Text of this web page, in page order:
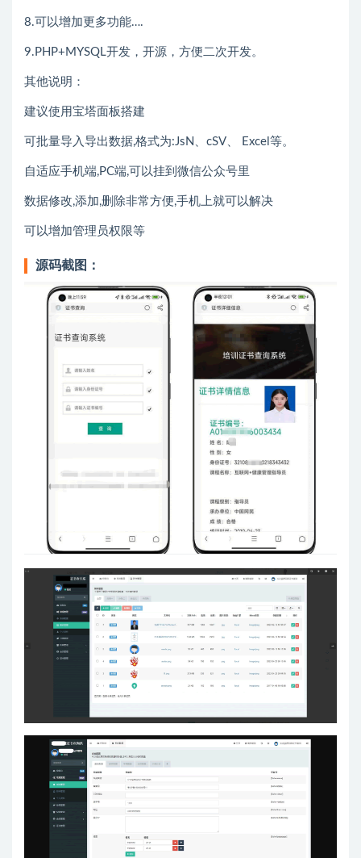
8.可以增加更多功能….
9.PHP+MYSQL开发，开源，方便二次开发。
其他说明：
建议使用宝塔面板搭建
可批量导入导出数据,格式为:JsN、cSV、 Excel等。
自适应手机端,PC端,可以挂到微信公众号里
数据修改,添加,删除非常方便,手机上就可以解决
可以增加管理员权限等
源码截图：